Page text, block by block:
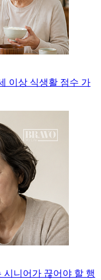
이상 식생활 점수 가
시니어가 끊어야 할 행